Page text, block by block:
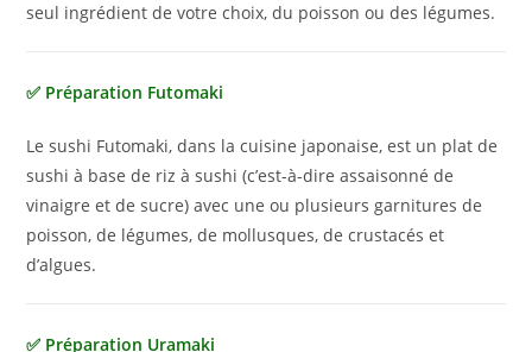
seul ingrédient de votre choix, du poisson ou des légumes.
✅ Préparation Futomaki
Le sushi Futomaki, dans la cuisine japonaise, est un plat de
sushi à base de riz à sushi (c’est-à-dire assaisonné de
vinaigre et de sucre) avec une ou plusieurs garnitures de
poisson, de légumes, de mollusques, de crustacés et
d’algues.
✅ Préparation Uramaki